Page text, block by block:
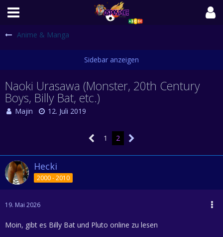
Anime & Manga
Naoki Urasawa (Monster, 20th Century
Boys, Billy Bat, etc.)
Majin 12. Juli 2019
1 2
Hecki
2000 - 2010
19. Mai 2026
Moin, gibt es Billy Bat und Pluto online zu lesen